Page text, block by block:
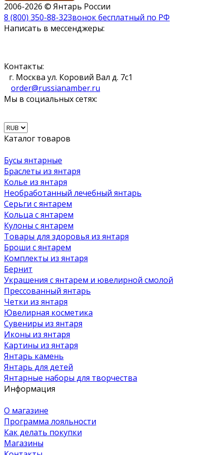
2006-2026 © Янтарь России
8 (800) 350-88-32Звонок бесплатный по РФ
Написать в мессенджеры:
Контакты:
г. Москва ул. Коровий Вал д. 7с1
order@russianamber.ru
Мы в социальных сетях:
Каталог товаров
Бусы янтарные
Браслеты из янтаря
Колье из янтаря
Необработанный лечебный янтарь
Серьги с янтарем
Кольца с янтарем
Кулоны с янтарем
Товары для здоровья из янтаря
Броши с янтарем
Комплекты из янтаря
Бернит
Украшения с янтарем и ювелирной смолой
Прессованный янтарь
Четки из янтаря
Ювелирная косметика
Сувениры из янтаря
Иконы из янтаря
Картины из янтаря
Янтарь камень
Янтарь для детей
Янтарные наборы для творчества
Информация
О магазине
Программа лояльности
Как делать покупки
Магазины